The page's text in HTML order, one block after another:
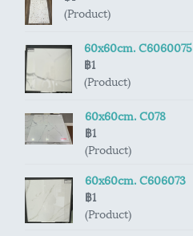
(Product)
60x60cm. C6060075
฿1
(Product)
60x60cm. C078
฿1
(Product)
60x60cm. C606073
฿1
(Product)